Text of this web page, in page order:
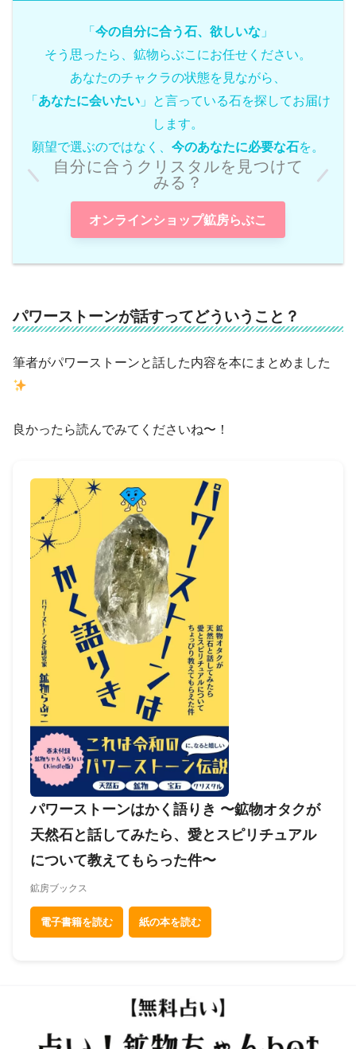
「 今の自分に合う石、欲しいな 」
そう思ったら、鉱物らぶこにお任せください。
あなたのチャクラの状態を見ながら、
「 あなたに会いたい 」と言っている石を探してお届け
します。
願望で選ぶのではなく、 今のあなたに必要な石を。
自分に合うクリスタルを見つけて
みる？
オンラインショップ鉱房らぶこ
パワーストーンが話すってどういうこと？
筆者がパワーストーンと話した内容を本にまとめました
良かったら読んでみてくださいね〜！
パワーストーンはかく語りき 〜鉱物オタクが
天然石と話してみたら、愛とスピリチュアル
について教えてもらった件〜
鉱房ブックス
電子書籍を読む 紙の本を読む